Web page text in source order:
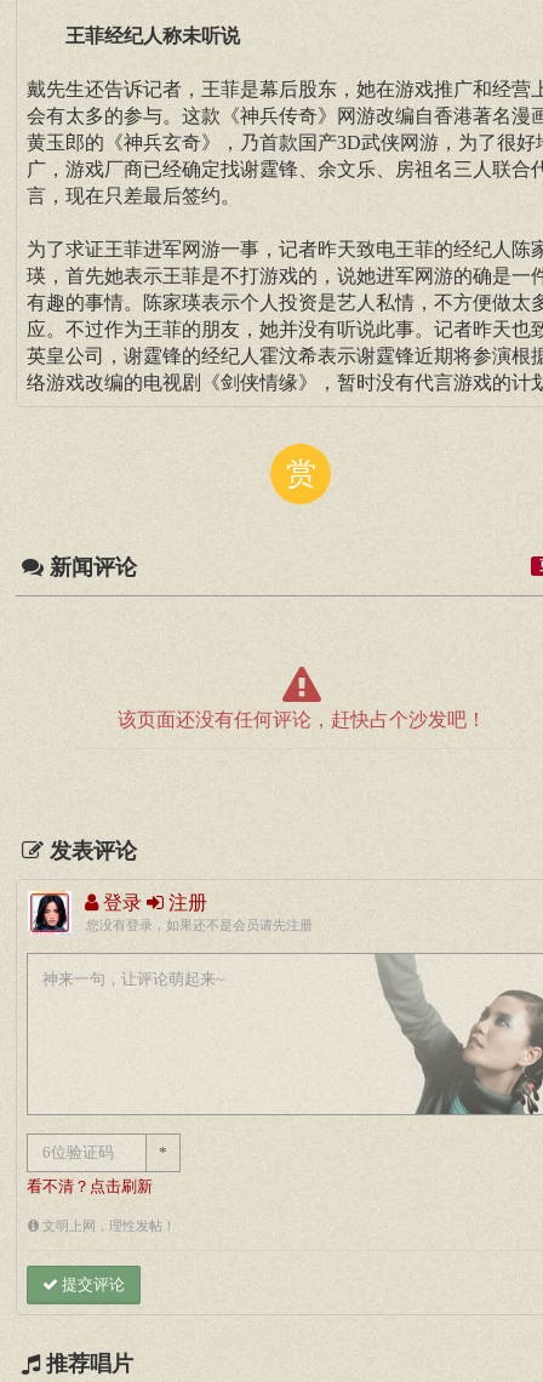
王菲经纪人称未听说
戴先生还告诉记者，王菲是幕后股东，她在游戏推广和经营
会有太多的参与。这款《神兵传奇》网游改编自香港著名漫
黄玉郎的《神兵玄奇》，乃首款国产3D武侠网游，为了很好
广，游戏厂商已经确定找谢霆锋、余文乐、房祖名三人联合
言，现在只差最后签约。
为了求证王菲进军网游一事，记者昨天致电王菲的经纪人陈
瑛，首先她表示王菲是不打游戏的，说她进军网游的确是一
有趣的事情。陈家瑛表示个人投资是艺人私情，不方便做太
应。不过作为王菲的朋友，她并没有听说此事。记者昨天也
英皇公司，谢霆锋的经纪人霍汶希表示谢霆锋近期将参演根
络游戏改编的电视剧《剑侠情缘》，暂时没有代言游戏的计
赏
新闻评论
该页面还没有任何评论，赶快占个沙发吧！
发表评论
登录 注册
您没有登录，如果还不是会员请先注册
*
看不清？点击刷新
文明上网，理性发帖！
提交评论
推荐唱片